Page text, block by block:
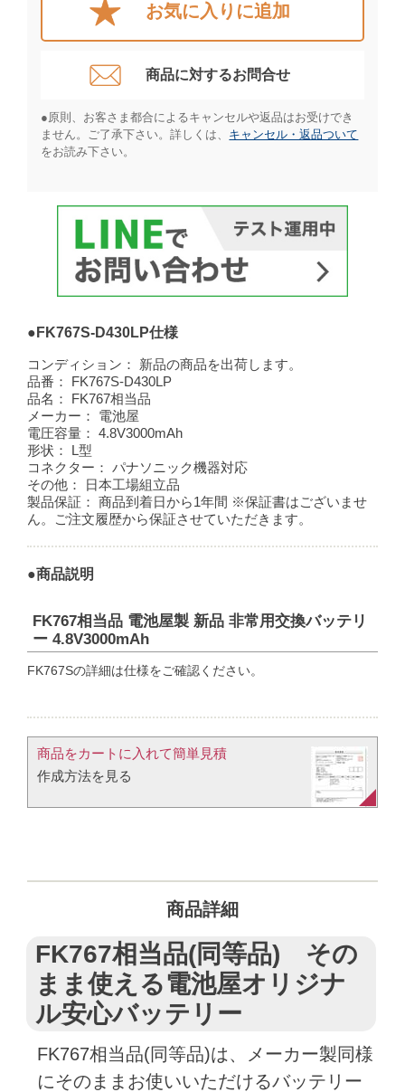
お気に入りに追加
商品に対するお問合せ​
●原則、お客さま都合によるキャンセルや返品はお受けでき
ません。ご了承下さい。詳しくは、 キャンセル・返品ついて
をお読み下さい。​
●FK767S-D430LP仕様
コンディション：
新品の商品を出荷します。
品番：
FK767S-D430LP
品名：
FK767相当品
メーカー：
電池屋
電圧容量：
4.8V3000mAh
形状：
L型
コネクター：
パナソニック機器対応
その他：
日本工場組立品
製品保証：
商品到着日から1年間 ※保証書はございませ
ん。ご注文履歴から保証させていただきます。
●商品説明
FK767相当品 電池屋製 新品 非常用交換バッテリ
ー 4.8V3000mAh
FK767Sの詳細は仕様をご確認ください。
商品をカートに入れて簡単見積​
作成方法を見る​​
商品詳細
FK767相当品(同等品) その
まま使える電池屋オリジナ
ル安心バッテリー
FK767相当品(同等品)は、メーカー製同様
にそのままお使いいただけるバッテリー